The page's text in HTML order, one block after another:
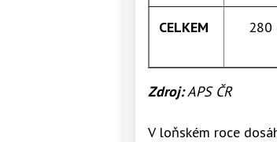
CELKEM 280
Zdroj:APS ČR
V loňském roce